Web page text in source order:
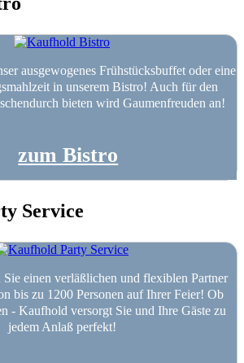
ausgewogenes Frühstücksbuffet oder eine
in unserem Bistro! Auch für den
bieten wird Gaumenfreuden an!
zum Bistro
Service
einen verläßlichen und flexiblen Partner
bis zu 1200 Personen auf Ihrer Feier! Ob
- Kaufhold versorgt Sie und Ihre Gäste zu
jedem Anlaß perfekt!